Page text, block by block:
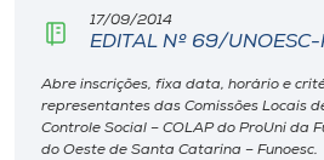
Editora
Rádio
17/09/2014
EDITAL Nº 69/
Abre inscrições, fixa data, horário e
representantes das Comissões Locais
Controle Social – COLAP do ProUni da
do Oeste de Santa Catarina – Funoesc.